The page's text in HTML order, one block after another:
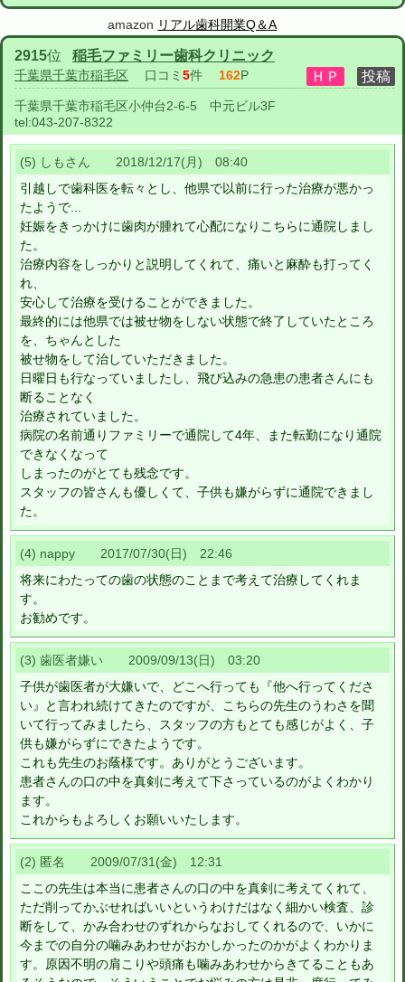
amazon リアル歯科開業Q＆A
2915位 稲毛ファミリー歯科クリニック
千葉県千葉市稲毛区 口コミ 5件 162P
千葉県千葉市稲毛区小仲台2-6-5 中元ビル3F
tel:043-207-8322
(5) しもさん 2018/12/17(月) 08:40
引越しで歯科医を転々とし、他県で以前に行った治療が悪かっ
たようで...
妊娠をきっかけに歯肉が腫れて心配になりこちらに通院しまし
た。
治療内容をしっかりと説明してくれて、痛いと麻酔も打ってく
れ、
安心して治療を受けることができました。
最終的には他県では被せ物をしない状態で終了していたところ
を、ちゃんとした
被せ物をして治していただきました。
日曜日も行なっていましたし、飛び込みの急患の患者さんにも
断ることなく
治療されていました。
病院の名前通りファミリーで通院して4年、また転勤になり通院
できなくなって
しまったのがとても残念です。
スタッフの皆さんも優しくて、子供も嫌がらずに通院できまし
た。
(4) nappy 2017/07/30(日) 22:46
将来にわたっての歯の状態のことまで考えて治療してくれま
す。
お勧めです。
(3) 歯医者嫌い 2009/09/13(日) 03:20
子供が歯医者が大嫌いで、どこへ行っても『他へ行ってくださ
い』と言われ続けてきたのですが、こちらの先生のうわさを聞
いて行ってみましたら、スタッフの方もとても感じがよく、子
供も嫌がらずにできたようです。
これも先生のお蔭様です。ありがとうございます。
患者さんの口の中を真剣に考えて下さっているのがよくわかり
ます。
これからもよろしくお願いいたします。
(2) 匿名 2009/07/31(金) 12:31
ここの先生は本当に患者さんの口の中を真剣に考えてくれて、
ただ削ってかぶせればいいというわけだはなく細かい検査、診
断をして、かみ合わせのずれからなおしてくれるので、いかに
今までの自分の噛みあわせがおかしかったのかがよくわかりま
す。原因不明の肩こりや頭痛も噛みあわせからきてることもあ